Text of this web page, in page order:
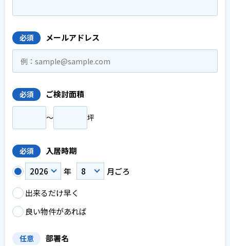
必須 メールアドレス
必須 ご検討面積
〜 坪
必須
入居時期
年
月ごろ
出来るだけ早く
良い物件があれば
任意 部署名